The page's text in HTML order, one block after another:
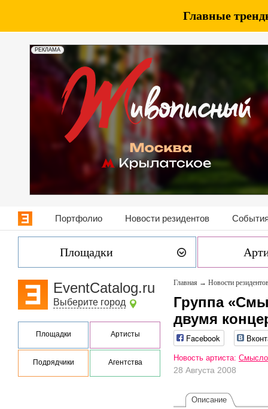
РЕКЛАМА
Главные
Портфолио Новости резидентов
Площадки
EventCatalog.ru
Выберите город
Площадки Артисты
Подрядчики Агентства
Главная → Новости
Группа
двумя
Facebook
Новость артиста:
28 Августа 2008
Описание